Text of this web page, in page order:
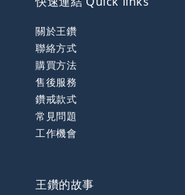
關於王鑽
聯絡方式
購買方法
售後服務
鑽戒款式
常見問題
工作機會
王鑽的故事